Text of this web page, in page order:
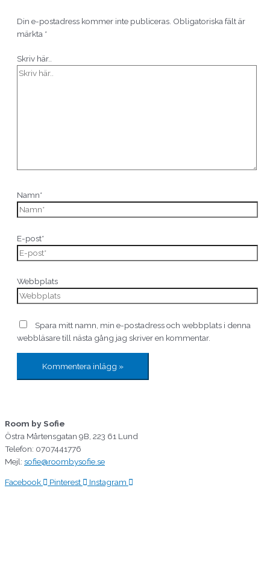
Din e-postadress kommer inte publiceras. Obligatoriska fält är
märkta *
Skriv här..
Namn*
E-post*
Webbplats
Spara mitt namn, min e-postadress och webbplats i denna
webbläsare till nästa gång jag skriver en kommentar.
Room by Sofie
Östra Mårtensgatan 9B, 223 61 Lund
Telefon: 0707441776
Mejl: sofie@roombysofie.se
Facebook Pinterest Instagram